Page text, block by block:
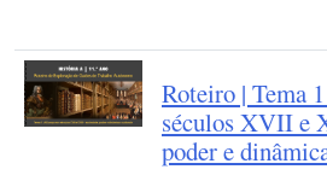
Roteiro | Tema
séculos XVII e
poder e